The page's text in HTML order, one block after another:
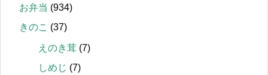
お弁当 (934)
きのこ (37)
えのき茸 (7)
しめじ (7)